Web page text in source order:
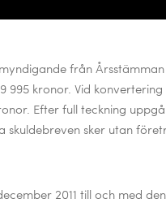
från Årsstämman
995 kronor. Vid
Efter full teckning
skuldebreven sker utan
2011 till och med